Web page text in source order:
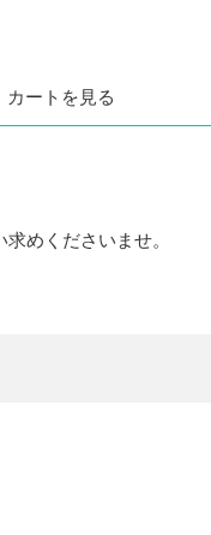
カートを見る
求めくださいませ。